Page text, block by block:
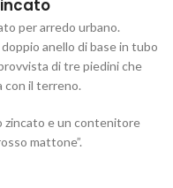
per arredo urbano.
anello di base in tubo
di tre piedini che
il terreno.
zincato e un contenitore
mattone”.